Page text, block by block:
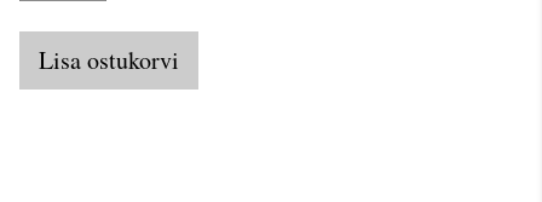
Lisa ostukorvi